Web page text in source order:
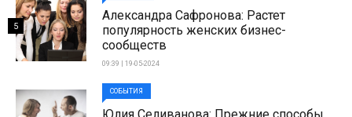
Александра Сафронова: Растет
популярность женских бизнес-
сообществ
09:39 | 19-05-2024
5
СОБЫТИЯ